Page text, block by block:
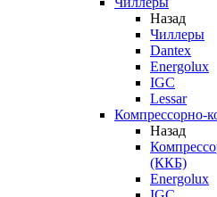
Назад
Чиллеры
Dantex
Energolux
IGC
Lessar
Компрессорно-
Назад
(ККБ)
Energolux